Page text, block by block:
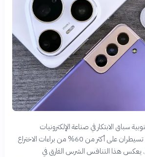
سباق الابتكار في صناعة الإلكترونيات
الاستهلاكية عالمياً، حيث تسيطران على أكثر من 60% من براءات الاختراع
يعكس هذا التنافس الشرس الفارق في